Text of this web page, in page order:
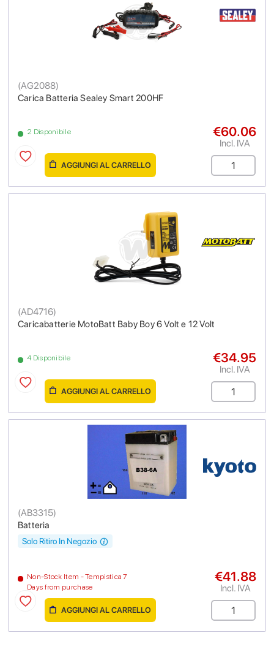
Carica Batteria Sealey Smart 200HF
(AG2088)
2 Disponibile €60.06
Incl. IVA
AGGIUNGI AL CARRELLO
Caricabatterie MotoBatt Baby Boy 6 Volt e 12 Volt
(AD4716)
4 Disponibile €34.95
Incl. IVA
AGGIUNGI AL CARRELLO
Batteria
(AB3315)
Non-Stock Item - Tempistica 7
Days from purchase
Solo Ritiro In Negozio
€41.88
Incl. IVA
AGGIUNGI AL CARRELLO